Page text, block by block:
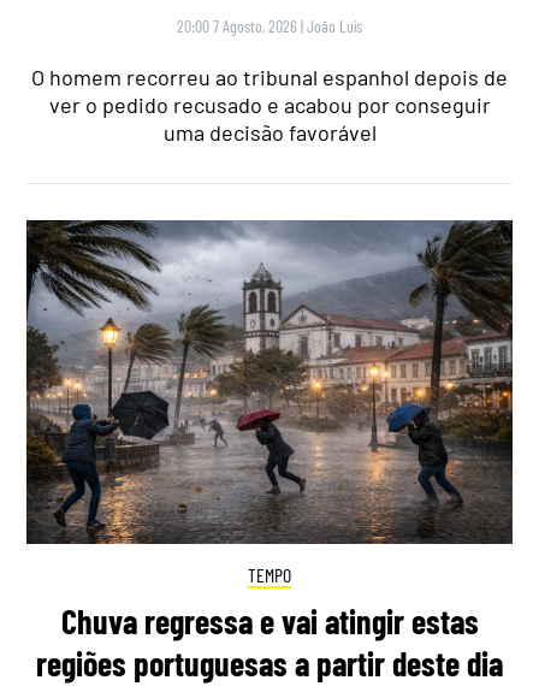
20:00 7 Agosto, 2026 |João Luís
O homem recorreu ao tribunal espanhol depois de
ver o pedido recusado e acabou por conseguir
uma decisão favorável
TEMPO
Chuva regressa e vai atingir estas
regiões portuguesas a partir deste dia